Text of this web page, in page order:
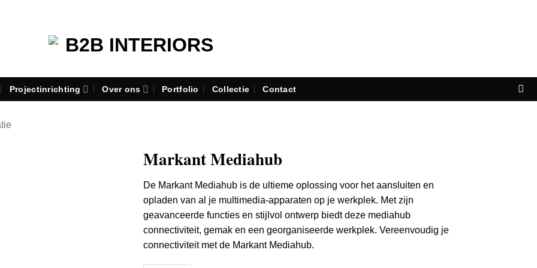
Projectinrichting Over ons Portfolio Collectie Contact
Markant Mediahub
De Markant Mediahub is de ultieme oplossing voor het aansluiten en
opladen van al je multimedia-apparaten op je werkplek. Met zijn
geavanceerde functies en stijlvol ontwerp biedt deze mediahub
connectiviteit, gemak en een georganiseerde werkplek. Vereenvoudig je
connectiviteit met de Markant Mediahub.